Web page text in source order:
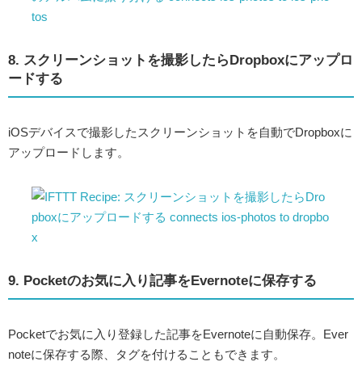
8. スクリーンショットを撮影したらDropboxにアップロ
ードする
iOSデバイスで撮影したスクリーンショットを自動でDropboxに
アップロードします。
9. Pocketのお気に入り記事をEvernoteに保存する
Pocketでお気に入り登録した記事をEvernoteに自動保存。Ever
noteに保存する際、タグを付けることもできます。